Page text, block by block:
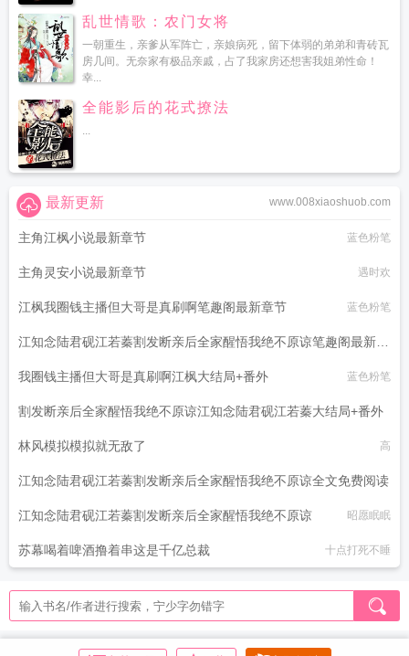
乱世情歌：农门女将
一朝重生，亲爹从军阵亡，亲娘病死，留下体弱的弟弟和青砖瓦
房几间。无奈家有极品亲戚，占了我家房还想害我姐弟性命！
幸...
全能影后的花式撩法
...
www.008xiaoshuob.com
最新更新
主角江枫小说最新章节 蓝色粉笔
主角灵安小说最新章节 遇时欢
江枫我圈钱主播但大哥是真刷啊笔趣阁最新章节 蓝色粉笔
江知念陆君砚江若蓁割发断亲后全家醒悟我绝不原谅笔趣阁最新章
节 昭愿眠眠
我圈钱主播但大哥是真刷啊江枫大结局+番外 蓝色粉笔
割发断亲后全家醒悟我绝不原谅江知念陆君砚江若蓁大结局+番外
昭愿眠眠
林风模拟模拟就无敌了 高
江知念陆君砚江若蓁割发断亲后全家醒悟我绝不原谅全文免费阅读
昭愿眠眠
江知念陆君砚江若蓁割发断亲后全家醒悟我绝不原谅 昭愿眠眠
苏幕喝着啤酒撸着串这是千亿总裁 十点打死不睡